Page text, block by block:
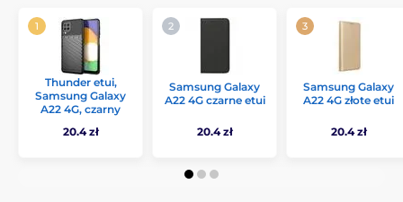
Thunder etui,
Samsung Galaxy
A22 4G, czarny
20.4 zł
Samsung Galaxy
A22 4G czarne etui
20.4 zł
Samsung Galaxy
A22 4G złote etui
20.4 zł